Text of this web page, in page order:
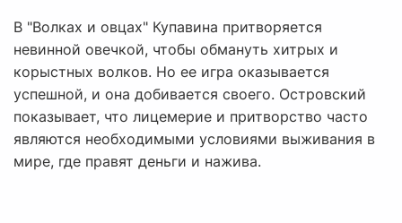
В "Волках и овцах" Купавина притворяется
невинной овечкой, чтобы обмануть хитрых и
корыстных волков. Но ее игра оказывается
успешной, и она добивается своего. Островский
показывает, что лицемерие и притворство часто
являются необходимыми условиями выживания в
мире, где правят деньги и нажива.